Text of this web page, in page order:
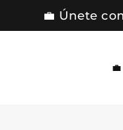
💼 Únete